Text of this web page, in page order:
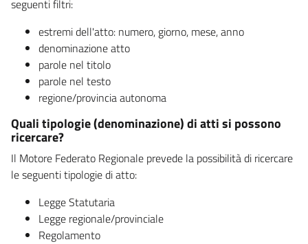
seguenti filtri:
estremi dell'atto: numero, giorno, mese, anno
denominazione atto
parole nel titolo
parole nel testo
regione/provincia autonoma
Quali tipologie (denominazione) di atti si possono
ricercare?
Il Motore Federato Regionale prevede la possibilità di ricercare
le seguenti tipologie di atto:
Legge Statutaria
Legge regionale/provinciale
Regolamento